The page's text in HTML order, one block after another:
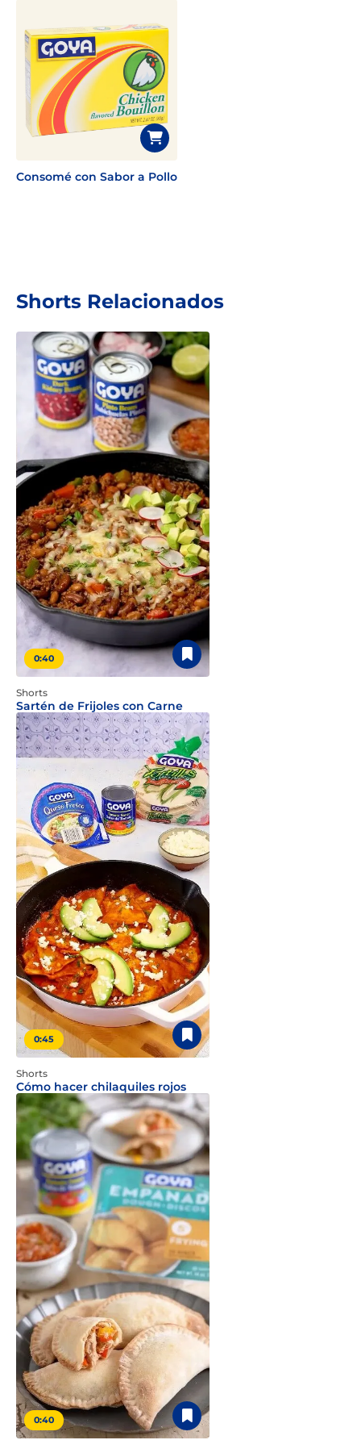
Consomé con Sabor a Pollo
Shorts Relacionados
0:40
Shorts
Sartén de Frijoles con Carne
0:45
Shorts
Cómo hacer chilaquiles rojos
0:40